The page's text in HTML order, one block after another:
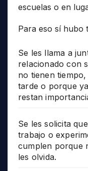
escuelas o en
Para eso sí hubo
Se les llama a
relacionado con
no tienen
tarde o porque
restan
Se les solicita
trabajo o
cumplen porque
les olvida.